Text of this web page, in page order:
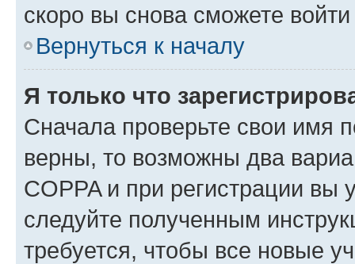
скоро вы снова сможете
Вернуться к началу
Я только что
Сначала проверьте свои имя
верны, то возможны два
COPPA и при регистрации вы
следуйте полученным
требуется, чтобы все новые